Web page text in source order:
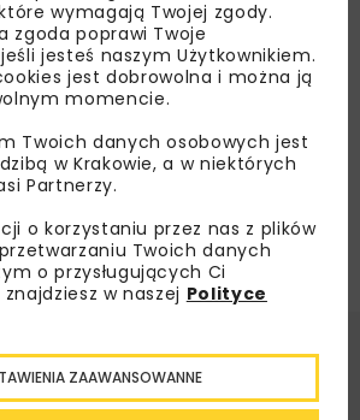
Załaduj więcej...
wymagają Twojej zgody.
zgoda poprawi Twoje
jesteś naszym Użytkownikiem.
jest dobrowolna i można ją
momencie.
Twoich danych osobowych jest
w Krakowie, a w niektórych
Partnerzy.
o korzystaniu przez nas z plików
Twoich danych
o przysługujących Ci
w naszej Polityce
ZAAWANSOWANNE